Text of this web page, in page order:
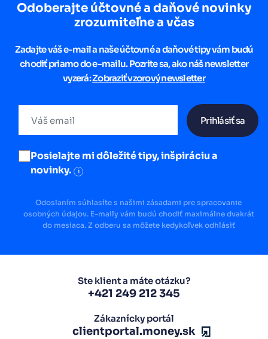
Odoberajte účtovné a daňové novinky
zrozumiteľne a včas
Zadajte váš e-mail a naše účtovné a daňové tipy vám budú
chodiť priamo do e-mailu. Pozrite sa, ako náš newsletter
vyzerá:Zobraziť vzorový newsletter
Prihlásiť sa
Posielajte mi dôležité tipy, inšpiráciu a
novinky.
i
Odoslaním súhlasíte s našimi zásadami pre spracovanie
osobných údajov. E-maily vám budú chodiť maximálne dvakrát
do mesiaca. Z odberu sa môžete kedykoľvek odhlásiť
Ste klient a máte otázku?
+421 249 212 345
Zákaznícky portál
clientportal.money.sk